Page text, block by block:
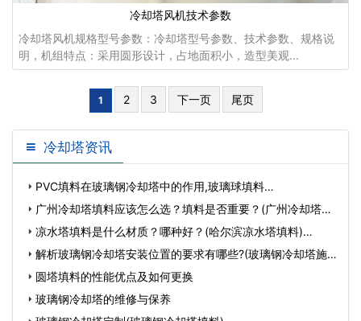
冷却塔风机技术参数
冷却塔风机规格型号参数：冷却塔型号参数、技术参数、规格说
明，机组特点：采用圆形设计，占地面积小，造型美观...
1 2 3 下一页 尾页
冷却塔资讯
PVC填料在玻璃钢冷却塔中的作用,玻璃球填料…
广州冷却塔填料应该怎么选？填料是否重要？(广州冷却塔填
料回收…
凉水塔填料是什么材质？哪种好？(哈尔滨凉水塔填料)…
解析玻璃钢冷却塔安装位置的要求有哪些?(玻璃钢冷却塔施
工…圆塔填料的性能优点及如何更换
玻璃钢冷却塔的维修与保养